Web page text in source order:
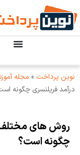
نوین پرداخت » مجله
درآمد فریلنسری چگونه
روش های مختلف
چگونه است؟